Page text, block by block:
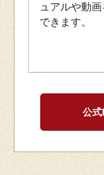
ュアルや動
できます。
公式